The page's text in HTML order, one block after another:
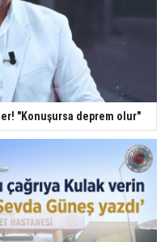
"Konuşursa deprem olur"